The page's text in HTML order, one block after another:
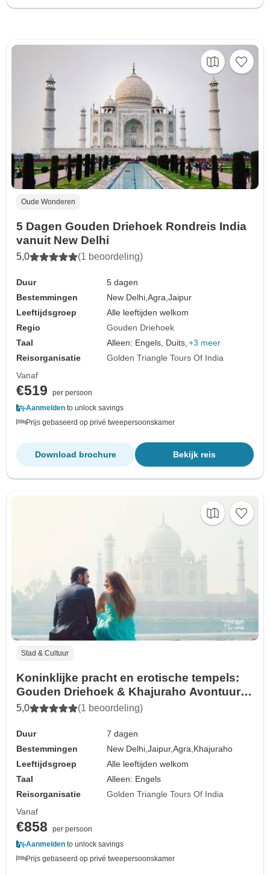
Oude Wonderen
5 Dagen Gouden Driehoek Rondreis India
vanuit New Delhi
5,0 (1 beoordeling)
Duur
5 dagen
Bestemmingen
New Delhi,Agra,Jaipur
Leeftijdsgroep
Alle leeftijden welkom
Regio
Gouden Driehoek
Taal
Alleen: Engels, Duits, +3 meer
Reisorganisatie
Golden Triangle Tours Of India
Vanaf
€519
per persoon
Aanmelden to unlock savings
Prijs gebaseerd op privé tweepersoonskamer
Bekijk reis
Download brochure
Stad & Cultuur
Koninklijke pracht en erotische tempels:
Gouden Driehoek & Khajuraho Avontuur
vanuit Delhi
5,0 (1 beoordeling)
Duur
7 dagen
Bestemmingen
New Delhi,Jaipur,Agra, Khajuraho
Leeftijdsgroep
Alle leeftijden welkom
Taal
Alleen: Engels
Reisorganisatie
Golden Triangle Tours Of India
Vanaf
€858
per persoon
Aanmelden to unlock savings
Prijs gebaseerd op privé tweepersoonskamer